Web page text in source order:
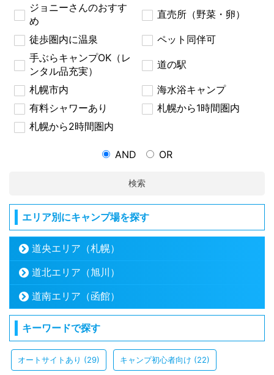
ジョニーさんのおすす
め
直売所（野菜・卵）
徒歩圏内に温泉
ペット同伴可
手ぶらキャンプOK（レ
ンタル品充実）
道の駅
札幌市内
海水浴キャンプ
有料シャワーあり
札幌から1時間圏内
札幌から2時間圏内
AND OR
検索
エリア別にキャンプ場を探す
道央エリア（札幌）
道北エリア（旭川）
道南エリア（函館）
キーワードで探す
オートサイトあり (29) キャンプ初心者向け (22)